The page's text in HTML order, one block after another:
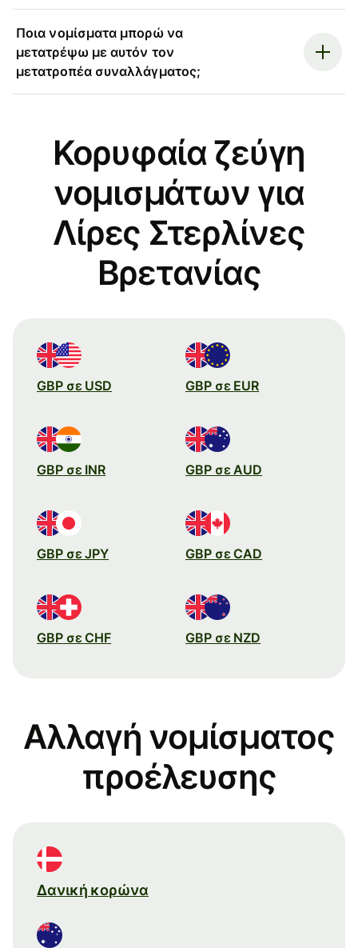
Ποια νομίσματα μπορώ να
μετατρέψω με αυτόν τον
μετατροπέα συναλλάγματος;
Κορυφαία ζεύγη
νομισμάτων για
Λίρες Στερλίνες
Βρετανίας
GBP σε USD GBP σε EUR
GBP σε INR GBP σε AUD
GBP σε JPY GBP σε CAD
GBP σε CHF GBP σε NZD
Αλλαγή νομίσματος
προέλευσης
Δανική κορώνα